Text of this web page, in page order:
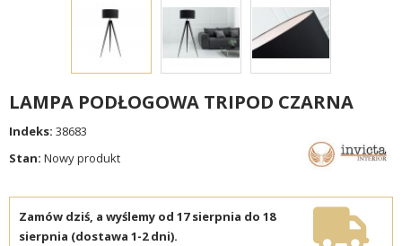
LAMPA PODŁOGOWA TRIPOD CZARNA
Indeks: 38683
Stan: Nowy produkt
Zamów dziś, a wyślemy od 17 sierpnia do 18
sierpnia (dostawa 1-2 dni).